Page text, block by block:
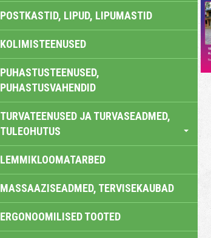
POSTKASTID, LIPUD, LIPUMASTID
KOLIMISTEENUSED
PUHASTUSTEENUSED,
PUHASTUSVAHENDID
TURVATEENUSED JA TURVASEADMED,
TULEOHUTUS
LEMMIKLOOMATARBED
MASSAAZISEADMED, TERVISEKAUBAD
ERGONOOMILISED TOOTED